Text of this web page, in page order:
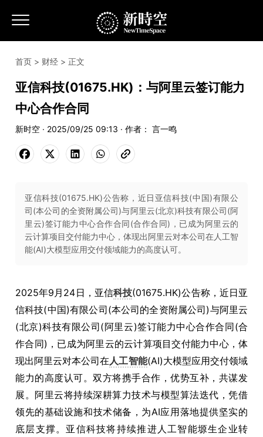
首页 > 财经 > 正文
亚信科技(01675.HK)：与阿里云签订能力
中心合作合同
新时空 · 2025/09/25 09:13 · 作者： 言一鸣
亚信科技(01675.HK)公告称，近日亚信科技(中国)有限公
司(本公司的全资附属公司)与阿里云(北京)科技有限公司(阿
里云)签订能力中心合作合同(合作合同)，已成为阿里云的
云计算项目交付能力中心，体现出阿里云对本公司在人工智
能(AI)大模型应用交付领域能力的高度认可。
2025年9月 24日， 亚信科技(01675.HK)公告称，近日亚
信科技(中国)有限公司(本公司的全资附属公司)与阿里云
(北京)科技有限公司(阿里云)签订能力中心合作合同(合
作合同) ，已成为阿里云的云计算项目交付能力中心，体
现出阿里云对本公司在人工智能(AI)大模型应用交付领域
能力的高度认可。双方将携手合作，优势互补，共谋发
展。阿里云将持续深耕算力技术与模型算法迭代，凭借
领先的基础设施和技术储备，为AI应用落地提供坚实的
底层支撑。亚信科技将持续推进人工智能塬生企业转